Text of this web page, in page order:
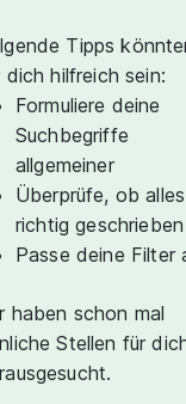
Tipps
dich hilfreich sein:
Formuliere deine
Suchbegriffe
allgemeiner
Überprüfe, ob alles
richtig
Passe deine Filter
haben schon mal
Stellen für